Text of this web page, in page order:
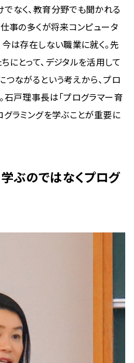
なく、教育分野でも聞かれる
事の多くが将来コンピュータ
は存在しない職業に就く。先
とって、デジタルを活用して
ながるという考えから、プロ
石戸理事長は「プログラマー育
ラミングを学ぶことが重要に
学ぶのではなくプログ